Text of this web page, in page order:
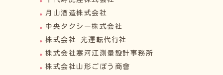
月山酒造株式会社
中央タクシー株式会社
株式会社 光運転代行社
株式会社寒河江測量設計事務所
株式会社山形ごぼう商會